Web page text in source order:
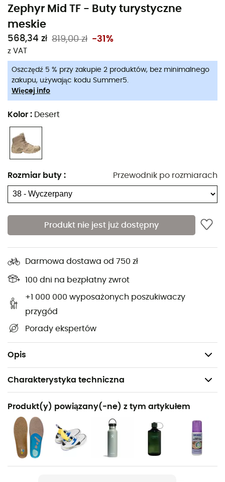
Zephyr Mid TF - Buty turystyczne
meskie
568,34 zł 819,00 zł -31%
z VAT
Oszczędź 5 % przy zakupie 2 produktów, bez minimalnego
zakupu, używając kodu Summer5.
Więcej info
Kolor : Desert
Rozmiar buty : Przewodnik po rozmiarach
Produkt nie jest już dostępny
Darmowa dostawa od 750 zł
100 dni na bezpłatny zwrot
+1 000 000 wyposażonych poszukiwaczy
przygód
Porady ekspertów
Opis
Ultra-wygodne i oferujące doskonałe wsparcie, buty
Lowa Zephyr MID TFsą idealne dla wszystkich
wędrowców szukających wszechstronnych butów Task
stabilności, te
buty Lowa
zapewniają bardzo dobre
wsparcie kilometr po kilometrze i utrzymują stopy w
Materiał zewnętrzny: skóra zamszowa 1,4-1,6 mm
Podeszwa: LOWA Cross
Konstrukcja:szycie Strobel, wtryskiwane
Sznurowanie: zamknięte haczyki i sznurowadła z
Przeznaczenie: umiarkowany teren
Charakterystyka techniczna
Polecane dla
Turystyka piesza
Rodzaj
Mężczyźni
Produkt(y) powiązany(-ne) z tym artykułem